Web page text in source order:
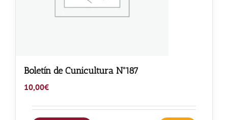
Boletín de Cunicultura Nº187
10,00€